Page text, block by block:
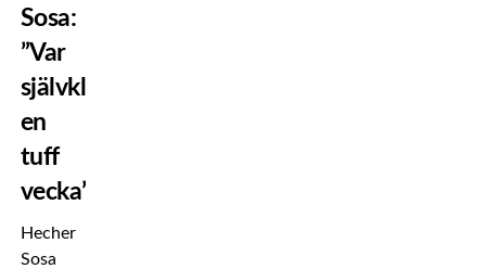
Sosa:
”Var
självklart
en
tuff
vecka”
Hecher
Sosa